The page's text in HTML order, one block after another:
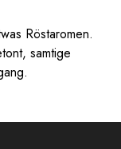
Röstaromen.
samtige